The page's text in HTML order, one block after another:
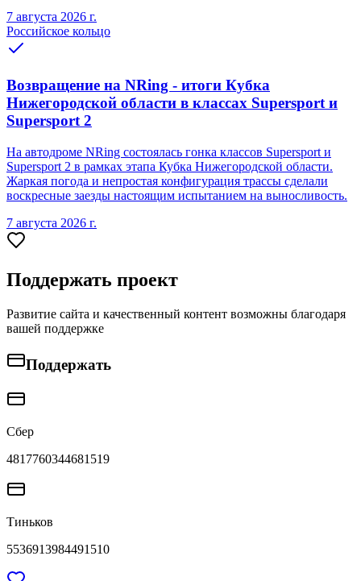
7 августа 2026 г.
Российское кольцо
Возвращение на NRing - итоги Кубка
Нижегородской области в классах Supersport и
Supersport 2
На автодроме NRing состоялась гонка классов Supersport и
Supersport 2 в рамках этапа Кубка Нижегородской области.
Жаркая погода и непростая конфигурация трассы сделали
воскресные заезды настоящим испытанием на выносливость.
7 августа 2026 г.
Поддержать проект
Развитие сайта и качественный контент возможны благодаря
вашей поддержке
Поддержать
Сбер
4817760344681519
Тиньков
5536913984491510